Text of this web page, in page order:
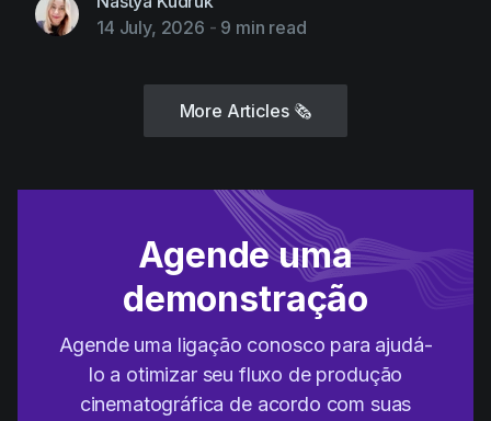
14 July, 2026 - 9 min read
More Articles 🗞
Agende uma
demonstração
Agende uma ligação conosco para ajudá-
lo a otimizar seu fluxo de produção
cinematográfica de acordo com suas